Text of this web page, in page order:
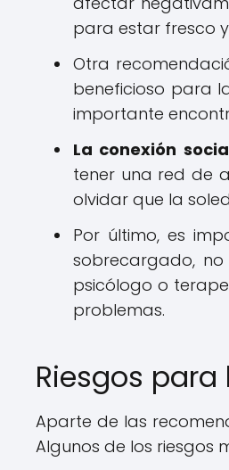
para estar fresco
Otra
beneficioso para
importante
La conexión
tener una red de
olvidar que la
Por último, es
sobrecargado,
psicólogo o
problemas.
Riesgos
Aparte de las
Algunos de los riesgos